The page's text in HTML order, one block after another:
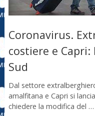
Coronavirus.
costiere e Capri:
Sud
Dal settore
amalfitana e Capri si
chiedere la modifica del …